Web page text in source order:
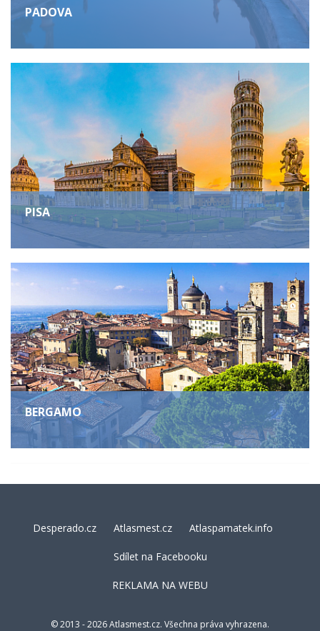
PADOVA
PISA
BERGAMO
Desperado.cz Atlasmest.cz Atlaspamatek.info
Sdílet na Facebooku
REKLAMA NA WEBU
© 2013 - 2026 Atlasmest.cz. Všechna práva vyhrazena.